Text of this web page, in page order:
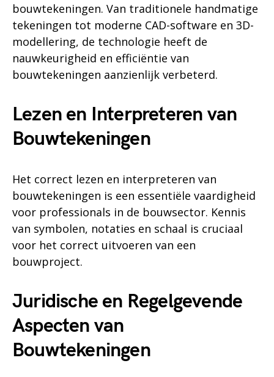
bouwtekeningen. Van traditionele handmatige
tekeningen tot moderne CAD-software en 3D-
modellering, de technologie heeft de
nauwkeurigheid en efficiëntie van
bouwtekeningen aanzienlijk verbeterd.
Lezen en Interpreteren van
Bouwtekeningen
Het correct lezen en interpreteren van
bouwtekeningen is een essentiële vaardigheid
voor professionals in de bouwsector. Kennis
van symbolen, notaties en schaal is cruciaal
voor het correct uitvoeren van een
bouwproject.
Juridische en Regelgevende
Aspecten van
Bouwtekeningen